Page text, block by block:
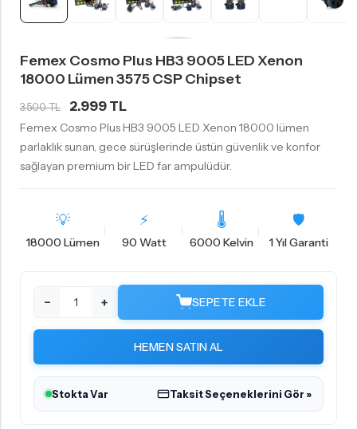
Femex Cosmo Plus HB3 9005 LED Xenon
18000 Lümen 3575 CSP Chipset
3.500 TL 2.999 TL
Femex Cosmo Plus HB3 9005 LED Xenon 18000 lümen
parlaklık sunan, gece sürüşlerinde üstün güvenlik ve konfor
sağlayan premium bir LED far ampulüdür.
💡
18000 Lümen
⚡
90 Watt
🌡
6000 Kelvin
🛡️
1 Yıl Garanti
− + SEPETE EKLE
HEMEN SATIN AL
Stokta Var Taksit Seçeneklerini Gör »